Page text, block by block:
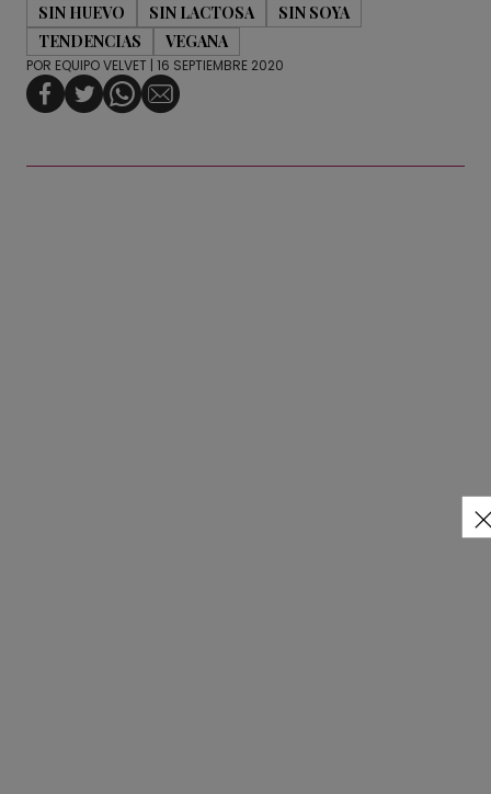
SIN HUEVO
SIN LACTOSA
SIN SOYA
TENDENCIAS
VEGANA
POR EQUIPO VELVET | 16 SEPTIEMBRE 2020